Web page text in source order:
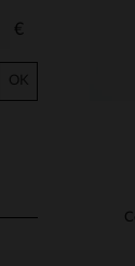
€
OK